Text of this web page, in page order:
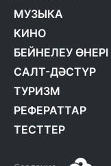
МУЗЫКА
КИНО
БЕЙНЕЛЕУ ӨНЕРІ
САЛТ-ДӘСТҮР
ТУРИЗМ
РЕФЕРАТТАР
ТЕСТТЕР